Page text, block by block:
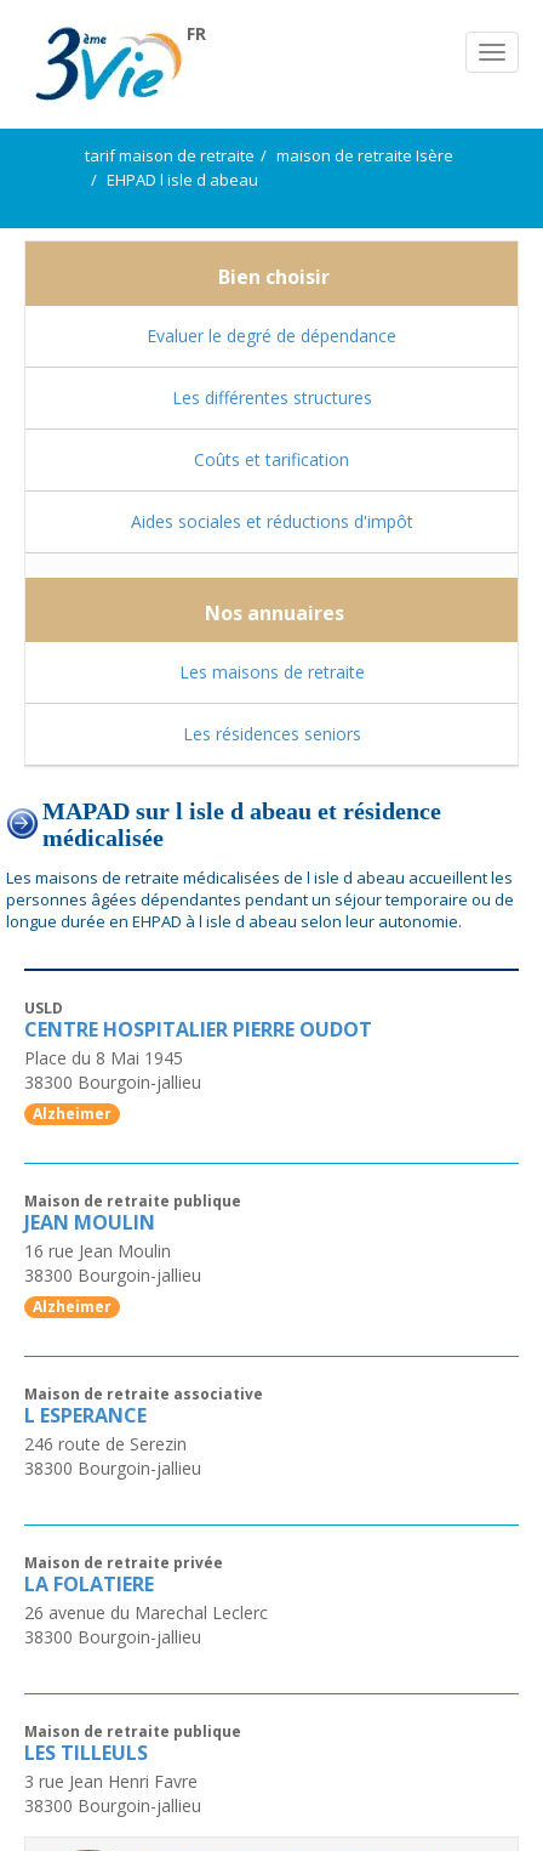
FR
tarif maison de retraite
maison de retraite Isère
EHPAD l isle d abeau
Bien choisir
Evaluer le degré de dépendance
Les différentes structures
Coûts et tarification
Aides sociales et réductions d'impôt
Nos annuaires
Les maisons de retraite
Les résidences seniors
MAPAD sur l isle d abeau et résidence
médicalisée
Les maisons de retraite médicalisées de l isle d abeau accueillent les
personnes âgées dépendantes pendant un séjour temporaire ou de
longue durée en EHPAD à l isle d abeau selon leur autonomie.
USLD
CENTRE HOSPITALIER PIERRE OUDOT
Place du 8 Mai 1945
38300 Bourgoin-jallieu
Alzheimer
Maison de retraite publique
JEAN MOULIN
16 rue Jean Moulin
38300 Bourgoin-jallieu
Alzheimer
Maison de retraite associative
L ESPERANCE
246 route de Serezin
38300 Bourgoin-jallieu
Maison de retraite privée
LA FOLATIERE
26 avenue du Marechal Leclerc
38300 Bourgoin-jallieu
Maison de retraite publique
LES TILLEULS
3 rue Jean Henri Favre
38300 Bourgoin-jallieu